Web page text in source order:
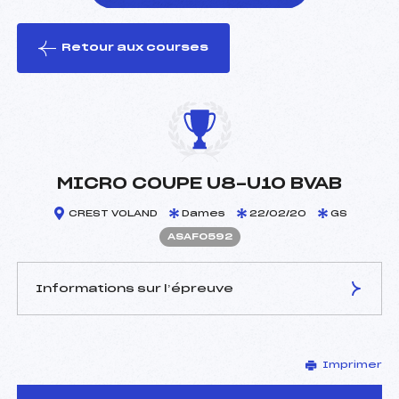
le ski
Retour aux courses
MICRO COUPE U8-U10 BVAB
CREST VOLAND Dames 22/02/20 GS
ASAF0592
Informations sur l’épreuve
–
Arbitre :
OUVRIER BUFFET CEDRIC
Imprimer